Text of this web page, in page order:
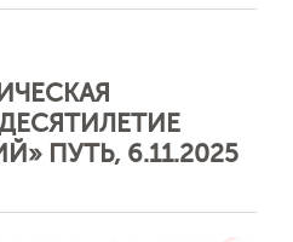
ПУТЬ, 6.11.2025